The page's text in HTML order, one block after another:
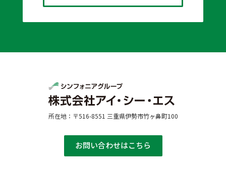
所在地：〒516-8551 三重県伊勢市竹ヶ鼻町100
お問い合わせはこちら